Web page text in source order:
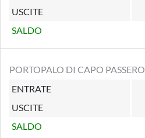
USCITE
SALDO
PORTOPALO DI CAPO PASSERO
ENTRATE
USCITE
SALDO